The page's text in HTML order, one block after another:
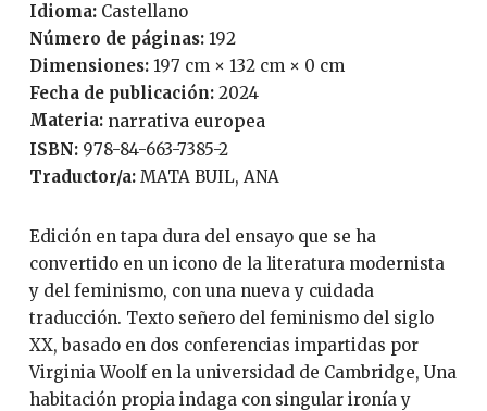
Idioma:
Castellano
Número de páginas: 192
Dimensiones: 197 cm × 132 cm × 0 cm
Fecha de publicación:
2024
Materia: narrativa europea
ISBN:
978-84-663-7385-2
Traductor/a:
MATA BUIL, ANA
Edición en tapa dura del ensayo que se ha
convertido en un icono de la literatura modernista
y del feminismo, con una nueva y cuidada
traducción. Texto señero del feminismo del siglo
XX, basado en dos conferencias impartidas por
Virginia Woolf en la universidad de Cambridge, Una
habitación propia indaga con singular ironía y